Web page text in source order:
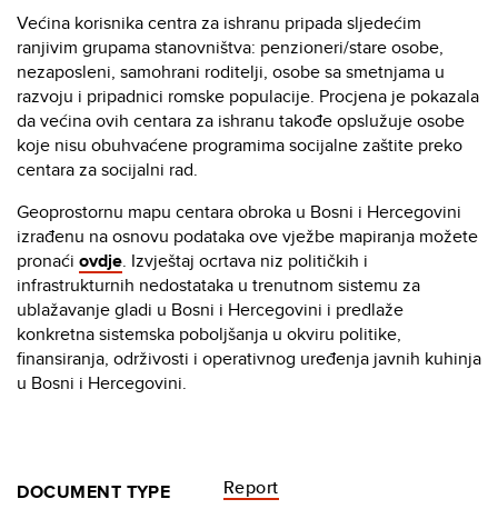
Većina korisnika centra za ishranu pripada sljedećim
ranjivim grupama stanovništva: penzioneri/stare osobe,
nezaposleni, samohrani roditelji, osobe sa smetnjama u
razvoju i pripadnici romske populacije. Procjena je pokazala
da većina ovih centara za ishranu takođe opslužuje osobe
koje nisu obuhvaćene programima socijalne zaštite preko
centara za socijalni rad.
Geoprostornu mapu centara obroka u Bosni i Hercegovini
izrađenu na osnovu podataka ove vježbe mapiranja možete
pronaći ovdje. Izvještaj ocrtava niz političkih i
infrastrukturnih nedostataka u trenutnom sistemu za
ublažavanje gladi u Bosni i Hercegovini i predlaže
konkretna sistemska poboljšanja u okviru politike,
finansiranja, održivosti i operativnog uređenja javnih kuhinja
u Bosni i Hercegovini.
DOCUMENT TYPE
Report